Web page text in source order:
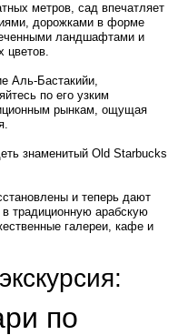
метров, сад впечатляет
дорожками в форме
ландшафтами и
цветов.
Аль-Бастакийи,
по его узким
рынкам, ощущая
знаменитый Old Starbucks
и теперь дают
в традиционную арабскую
галереи, кафе и
по